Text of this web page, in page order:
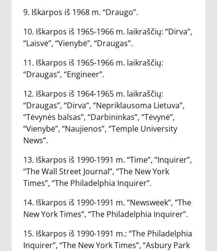
9. Iškarpos iš 1968 m. “Draugo”.
10. Iškarpos iš 1965-1966 m. laikraščių: “Dirva”,
“Laisvė”, “Vienybė”, “Draugas”.
11. Iškarpos iš 1965-1966 m. laikraščių:
“Draugas”, “Engineer”.
12. Iškarpos iš 1964-1965 m. laikraščių:
“Draugas”, “Dirva”, “Nepriklausoma Lietuva”,
“Tėvynės balsas”, “Darbininkas”, “Tėvynė”,
“Vienybė”, “Naujienos”, “Temple University
News”.
13. Iškarpos iš 1990-1991 m. “Time”, “Inquirer”,
“The Wall Street Journal”, “The New York
Times”, “The Philadelphia Inquirer”.
14. Iškarpos iš 1990-1991 m. “Newsweek”, “The
New York Times”, “The Philadelphia Inquirer”.
15. Iškarpos iš 1990-1991 m.: “The Philadelphia
Inquirer”, “The New York Times”, “Asbury Park